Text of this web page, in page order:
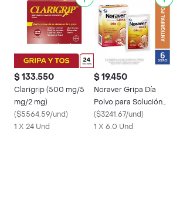
$ 133.550
Clarigrip (500 mg/5
mg/2 mg)
($5564.59/und)
1 X 24 Und
$ 19.450
Noraver Gripa Día
Polvo para Solución
con Sabor a Naranja
($3241.67/und)
1 X 6.0 Und